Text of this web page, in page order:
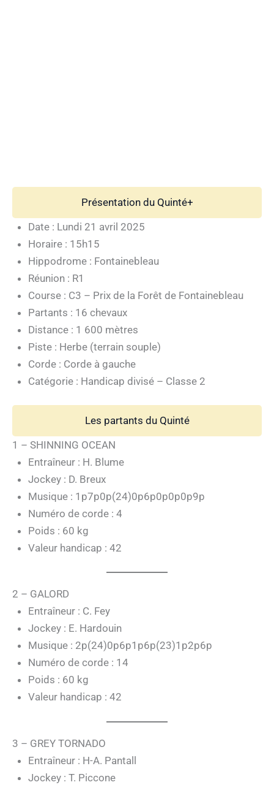
Présentation du Quinté+
Date : Lundi 21 avril 2025
Horaire : 15h15
Hippodrome : Fontainebleau
Réunion : R1
Course : C3 – Prix de la Forêt de Fontainebleau
Partants : 16 chevaux
Distance : 1 600 mètres
Piste : Herbe (terrain souple)
Corde : Corde à gauche
Catégorie : Handicap divisé – Classe 2
Les partants du Quinté
1 – SHINNING OCEAN
Entraîneur : H. Blume
Jockey : D. Breux
Musique : 1p7p0p(24)0p6p0p0p0p9p
Numéro de corde : 4
Poids : 60 kg
Valeur handicap : 42
2 – GALORD
Entraîneur : C. Fey
Jockey : E. Hardouin
Musique : 2p(24)0p6p1p6p(23)1p2p6p
Numéro de corde : 14
Poids : 60 kg
Valeur handicap : 42
3 – GREY TORNADO
Entraîneur : H-A. Pantall
Jockey : T. Piccone